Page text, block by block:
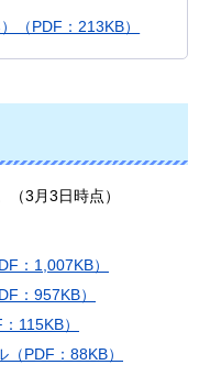
（PDF：213KB）
3月3日時点）
：1,007KB）
：957KB）
115KB）
（PDF：88KB）